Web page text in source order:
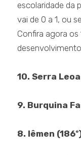
escolaridade da
vai de 0 a 1, ou
Confira agora os
10. Serra
9. Burquina
8. Iêmen